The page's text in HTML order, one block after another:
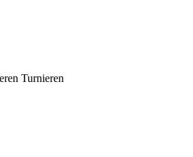
Turnieren